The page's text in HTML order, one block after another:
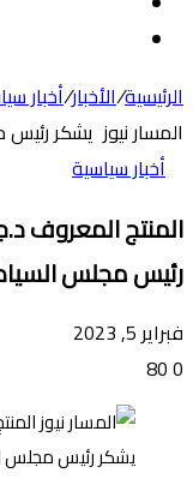
الرئيسية/الأخبار/أخبار
المسار نيوز يشكر
أخبار سياسية
المنتج المعروف
رئيس مجلس
فبراير 5, 2023
0